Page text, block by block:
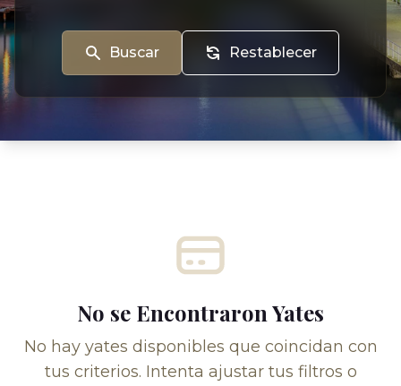
Buscar Restablecer
No se Encontraron Yates
No hay yates disponibles que coincidan con
tus criterios. Intenta ajustar tus filtros o